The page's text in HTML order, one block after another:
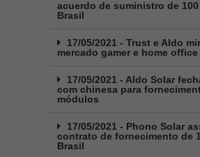
acuerdo de suministro de 100
Brasil
17/05/2021 - Trust e Aldo
mercado gamer e home office
17/05/2021 - Aldo Solar
com chinesa para
módulos
17/05/2021 - Phono Solar
contrato de fornecimento de
Brasil